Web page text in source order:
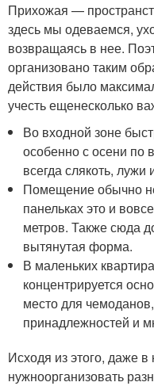
Прихожая —
здесь мы одеваемся,
возвращаясь в нее.
организовано таким
действия было
учесть ещенесколько
Во входной зоне
особенно с осени по
всегда слякоть, лужи
Помещение обычно
панельках это и
метров. Также сюда
вытянутая форма.
В маленьких
концентрируется
место для
принадлежностей и
Исходя из этого, даже
нужноорганизовать